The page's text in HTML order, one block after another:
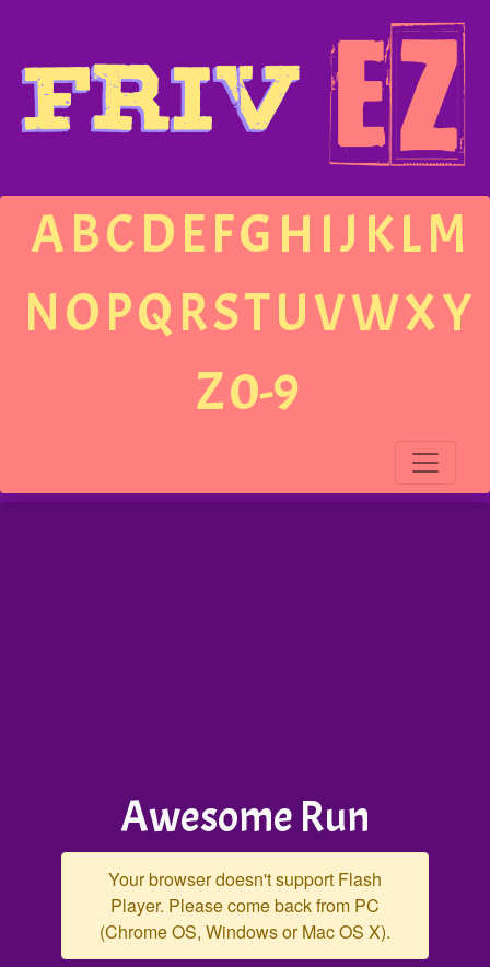
ABCDEFGH IJ KLM
NOPQRSTUVWXY
Z0-9
Awesome Run
Your browser doesn't support Flash
Player. Please come back from PC
(Chrome OS, Windows or Mac OS X).